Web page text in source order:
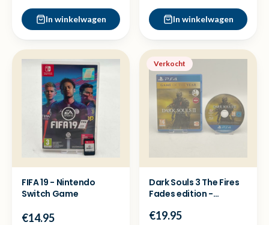
In winkelwagen In winkelwagen
FIFA 19 - Nintendo
Switch Game
€14.95
Verkocht
Dark Souls 3 The Fires
Fades edition -
€19.95